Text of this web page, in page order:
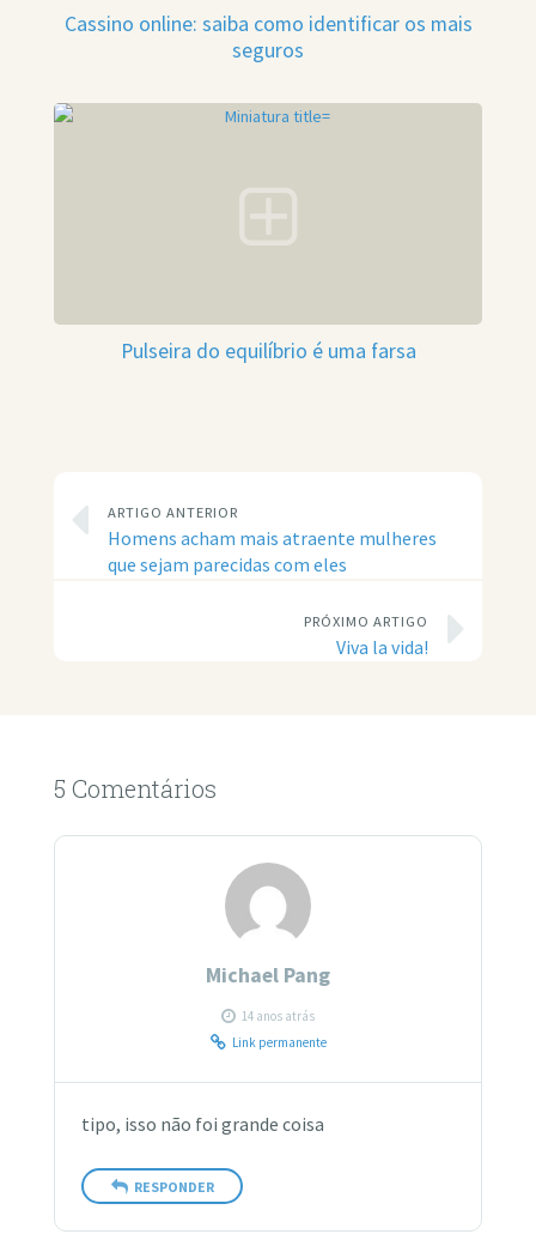
Cassino online: saiba como identificar os mais
seguros
Pulseira do equilíbrio é uma farsa
ARTIGO ANTERIOR
Homens acham mais atraente mulheres
que sejam parecidas com eles
PRÓXIMO ARTIGO
Viva la vida!
5 Comentários
Michael Pang
14 anos atrás
Link permanente
tipo, isso não foi grande coisa
RESPONDER